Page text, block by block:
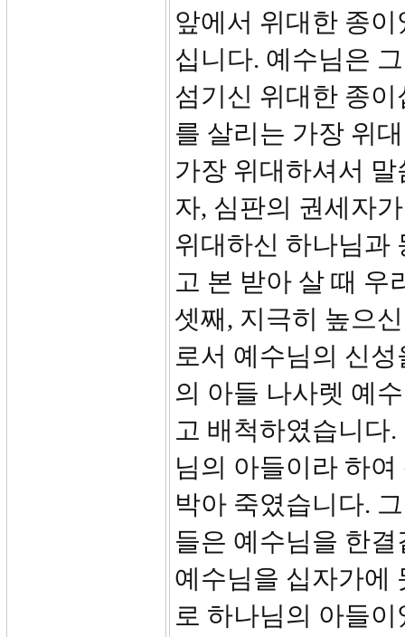
앞에서 위대한 종
십니다. 예수님은
섬기신 위대한 종
를 살리는 가장 위
가장 위대하셔서
자, 심판의 권세자
위대하신 하나님과
고 본 받아 살 때 우
셋째, 지극히 높으
로서 예수님의 신
의 아들 나사렛 예
고 배척하였습니다
님의 아들이라 하
박아 죽였습니다.
들은 예수님을 한
예수님을 십자가에
로 하나님의 아들